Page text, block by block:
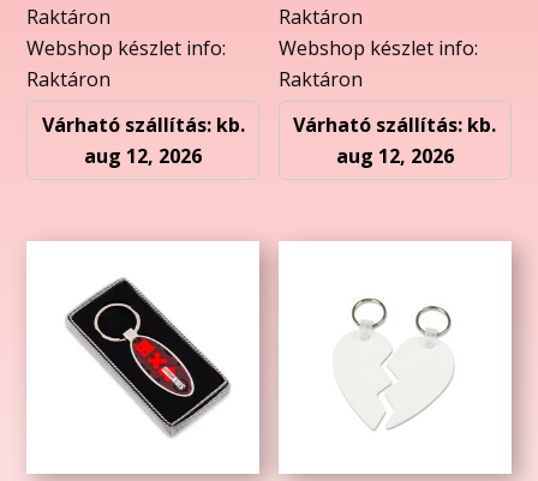
Raktáron
Webshop készlet info:
Raktáron
Várható szállítás: kb.
aug 12, 2026
Raktáron
Webshop készlet info:
Raktáron
Várható szállítás: kb.
aug 12, 2026